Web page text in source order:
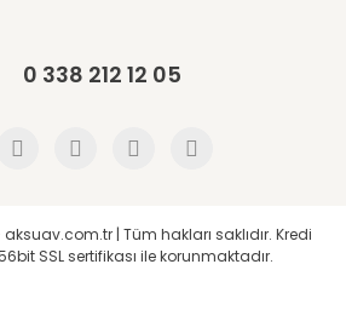
0 338 212 12 05
| Tüm hakları saklıdır. Kredi
SSL sertifikası ile korunmaktadır.